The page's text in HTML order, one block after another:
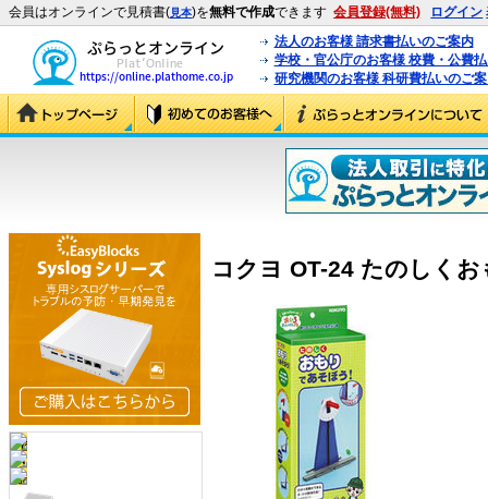
会員はオンラインで見積書(見本)を無料で作成できます 会員登録(無料) ログイン
法人のお客様 請求書払いのご案内
学校・官公庁のお客様 校費・公費
研究機関のお客様 科研費払いのご
コクヨ OT-24 たのしく